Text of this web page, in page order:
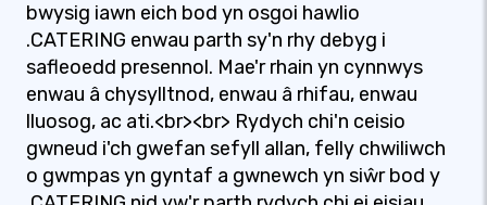
bwysig iawn eich bod yn osgoi hawlio
.CATERING enwau parth sy'n rhy debyg i
safleoedd presennol. Mae'r rhain yn cynnwys
enwau â chysylltnod, enwau â rhifau, enwau
lluosog, ac ati.<br><br> Rydych chi'n ceisio
gwneud i'ch gwefan sefyll allan, felly chwiliwch
o gwmpas yn gyntaf a gwnewch yn siŵr bod y